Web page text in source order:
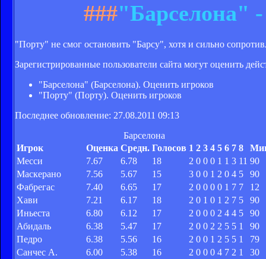
###"Барселона"
"Порту" не смог остановить "Барсу", хотя и сильно
Зарегистрированные пользователи сайта могут оценить
"Барселона" (Барселона). Оценить игроков
"Порту" (Порту). Оценить игроков
Последнее обновление: 27.08.2011 09:13
Барселона
Игрок
Оценка Средн. Голосов 1 2 3 4 5 6 7 8
Месси
7.67 6.78 18 2 0 0 0 1 1 3 11 90
Маскерано
7.56 5.67 15 3 0 0 1 2 0 4 5
90
Фабрегас
7.40 6.65 17 2 0 0 0 0 1 7 7
12
Хави
7.21 6.17 18 2 0 1 0 1 2 7 5
90
Иньеста
6.80 6.12 17 2 0 0 0 2 4 4 5
90
Абидаль
6.38 5.47 17 2 0 0 2 2 5 5 1
90
Педро
6.38 5.56 16 2 0 0 1 2 5 5 1
79
Санчес А.
6.00 5.38 16 2 0 0 0 4 7 2 1
30